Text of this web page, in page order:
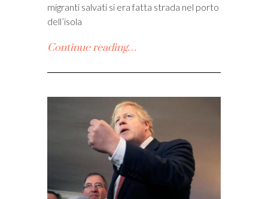
migranti salvati si era fatta strada nel porto
dell’isola
Continue reading…